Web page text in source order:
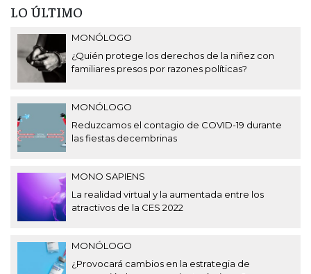
LO ÚLTIMO
MONÓLOGO
¿Quién protege los derechos de la niñez con
familiares presos por razones políticas?
MONÓLOGO
Reduzcamos el contagio de COVID-19 durante
las fiestas decembrinas
MONO SAPIENS
La realidad virtual y la aumentada entre los
atractivos de la CES 2022
MONÓLOGO
¿Provocará cambios en la estrategia de